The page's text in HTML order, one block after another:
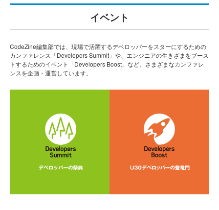
イベント
CodeZine編集部では、現場で活躍するデベロッパーをスターにするための
カンファレンス「Developers Summit」や、エンジニアの生きざまをブース
トするためのイベント「Developers Boost」など、さまざまなカンファレ
ンスを企画・運営しています。